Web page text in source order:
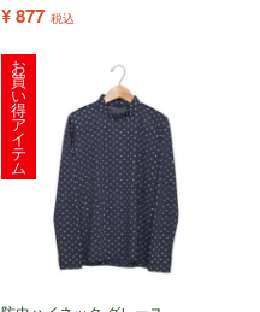
¥877 税込
お
買
い
得
ア
イ
テ
ム